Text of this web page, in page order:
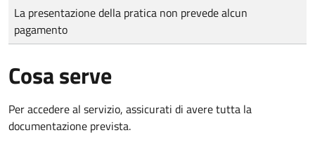
Tipo di pagamento
Importo
La presentazione della pratica non prevede alcun
pagamento
Cosa serve
Per accedere al servizio, assicurati di avere tutta la
documentazione prevista.